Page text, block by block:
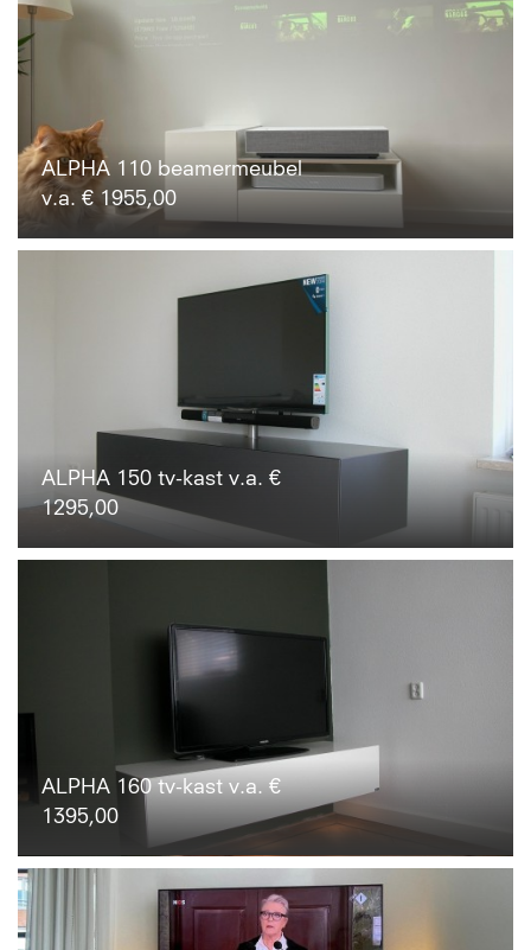
ALPHA 110 beamermeubel
v.a. € 1955,00
ALPHA 150 tv-kast v.a. €
1295,00
ALPHA 160 tv-kast v.a. €
1395,00